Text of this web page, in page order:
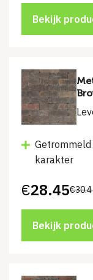
was:
€30.95.
is:
€28.95.
Bekijk
karakter
€
Oorspronkelijke
was:
€30.45.
€28.45
Huidige
is:
€28.45.
Bekijk